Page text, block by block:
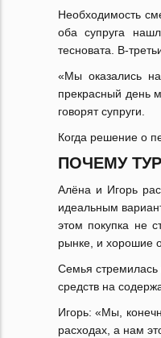
Необходимость
оба супруга
тесновата. В-
«Мы оказались
прекрасный день
говорят супруги.
Когда решение о
ПОЧЕМУ
Алёна и Игорь
идеальным
этом покупка не
рынке, и хорошие
Семья стремилась
средств на
Игорь: «Мы,
расходах, а нам